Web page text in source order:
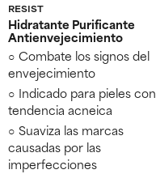
RESIST
Hidratante Purificante
Antienvejecimiento
Combate los signos del
envejecimiento
Indicado para pieles con
tendencia acneica
Suaviza las marcas
causadas por las
imperfecciones